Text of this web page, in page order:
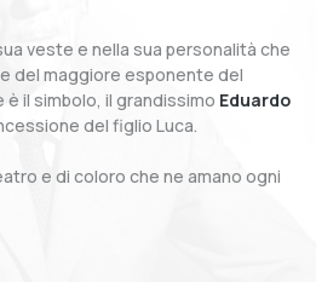
veste e nella sua personalità che
del maggiore esponente del
il simbolo, il grandissimo Eduardo
del figlio Luca.
e di coloro che ne amano ogni